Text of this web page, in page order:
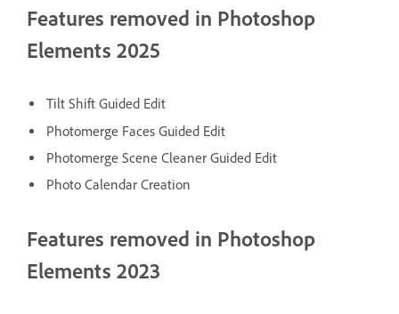
Features removed in Photoshop
Elements 2025
Tilt Shift Guided Edit
Photomerge Faces Guided Edit
Photomerge Scene Cleaner Guided Edit
Photo Calendar Creation
Features removed in Photoshop
Elements 2023